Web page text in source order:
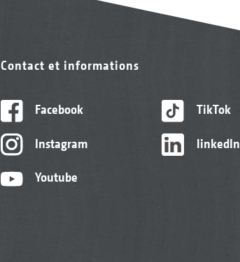
Contact et informations
Facebook
Instagram
Youtube
TikTok
linkedIn